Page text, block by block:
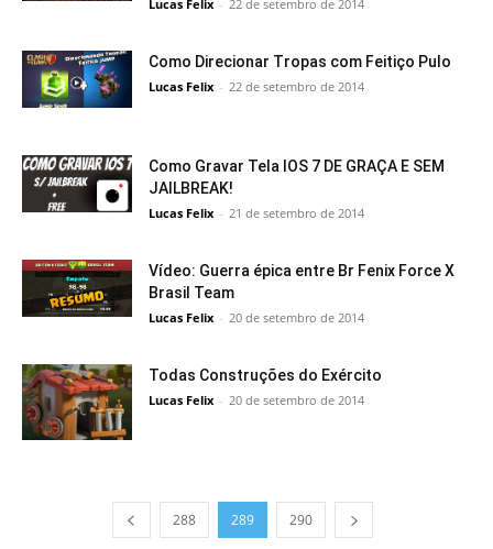
Lucas Felix - 22 de setembro de 2014
Como Direcionar Tropas com Feitiço Pulo
Lucas Felix - 22 de setembro de 2014
Como Gravar Tela IOS 7 DE GRAÇA E SEM
JAILBREAK!
Lucas Felix - 21 de setembro de 2014
Vídeo: Guerra épica entre Br Fenix Force X
Brasil Team
Lucas Felix - 20 de setembro de 2014
Todas Construções do Exército
Lucas Felix - 20 de setembro de 2014
288 289 290